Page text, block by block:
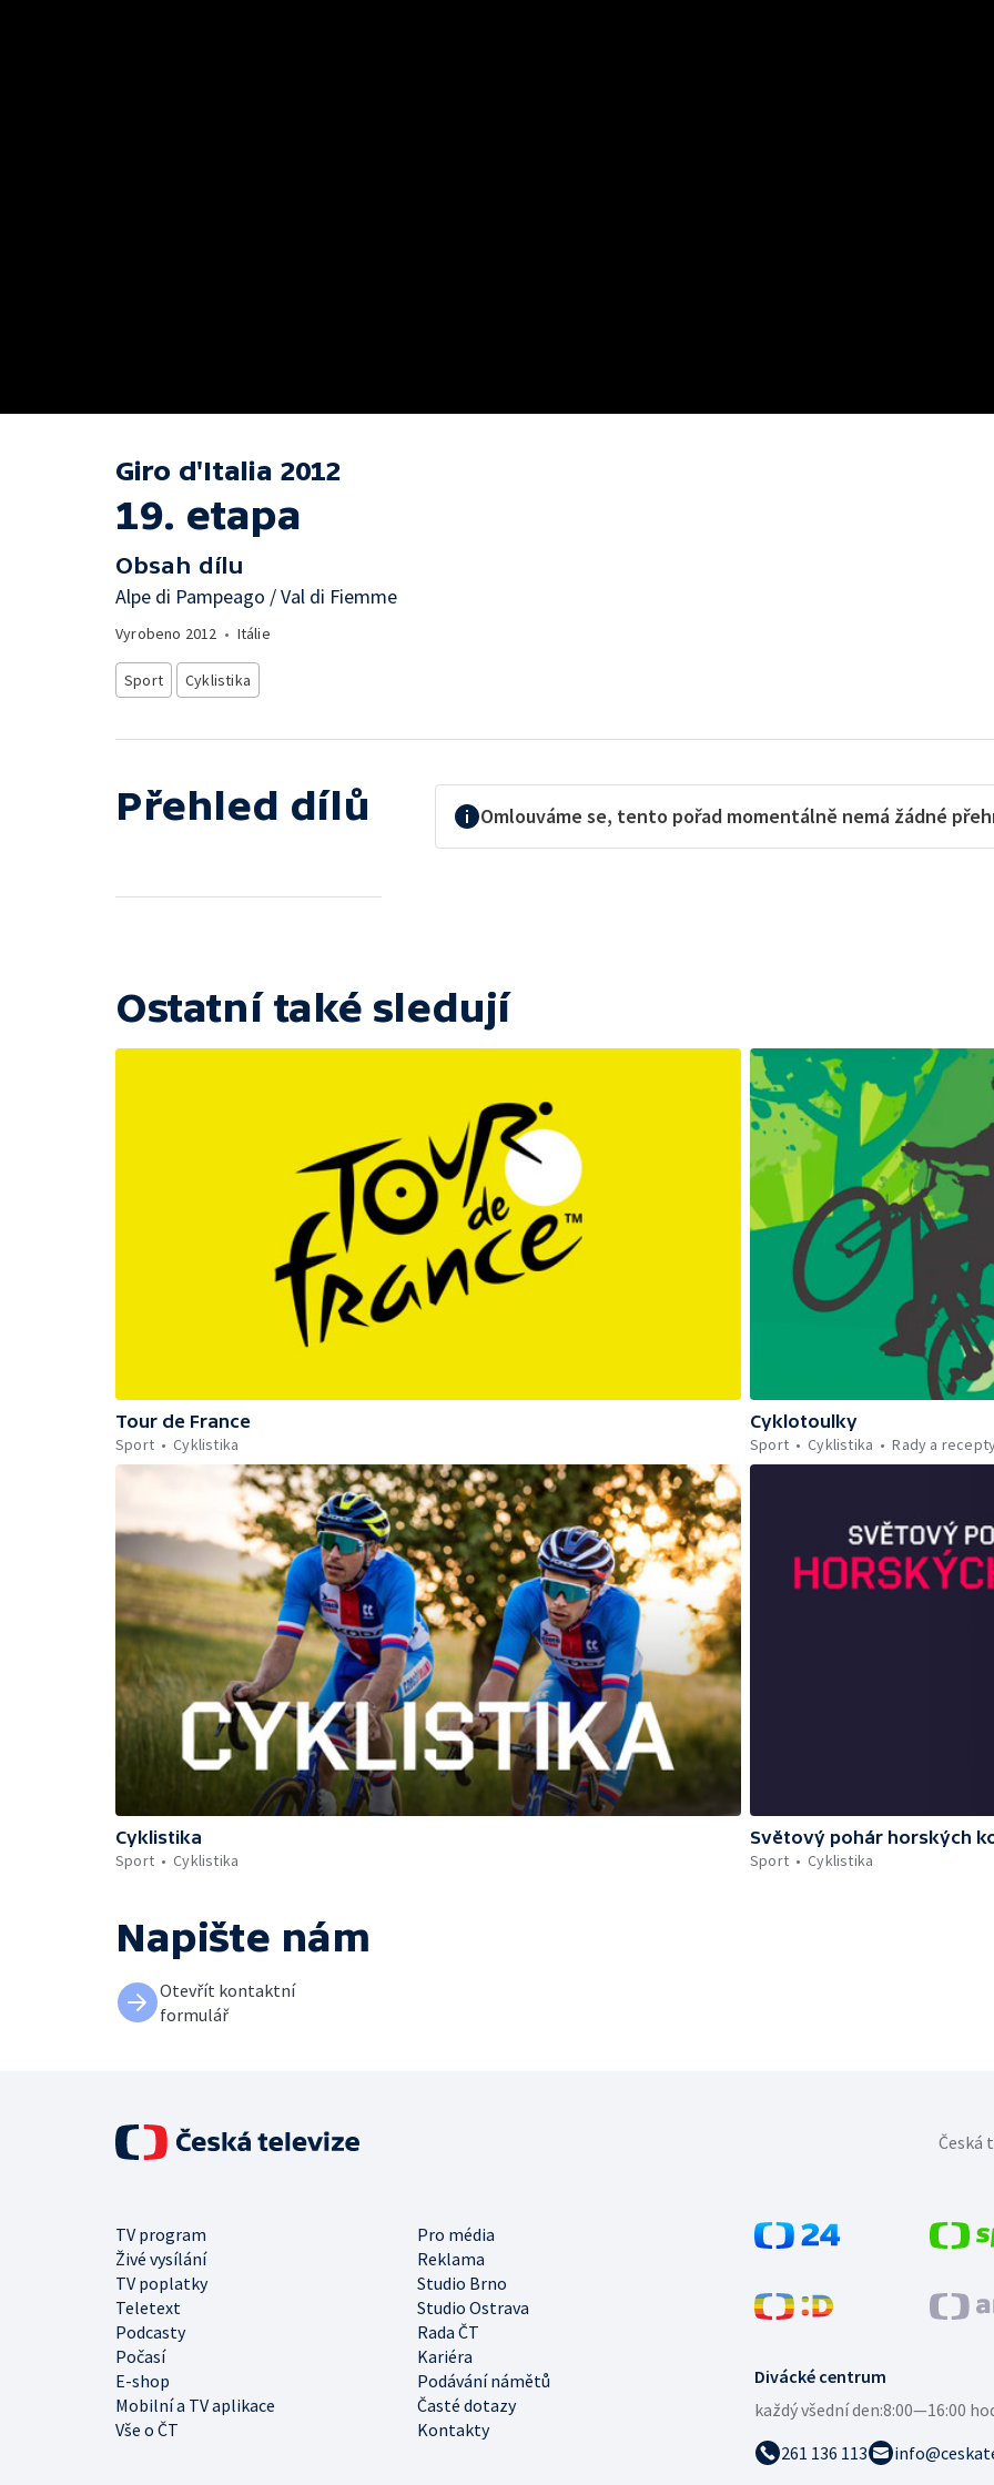
Giro d'Italia 2012
19. etapa
Obsah dílu
Alpe di Pampeago / Val di Fiemme
Vyrobeno 2012 • Itálie
Sport Cyklistika
Přehled dílů Omlouváme se, tento pořad momentálně nemá žádné
Ostatní také sledují
Tour de France
Sport
Cyklistika
Cyklotoulky
Sport
Cyklistika Rady a
Cyklistika
Sport
Cyklistika
Světový pohár horských
Sport
Cyklistika
Napište nám
Otevřít kontaktní
formulář
Divácké centrum
každý všední den:8:00—16:00
261 136 113
TV program
Pro média
Živé vysílání
Reklama
TV poplatky
Studio Brno
Teletext
Studio Ostrava
Podcasty
Rada ČT
Počasí
Kariéra
E-shop
Podávání námětů
Mobilní a TV aplikace
Časté dotazy
Vše o ČT
Kontakty
Česká